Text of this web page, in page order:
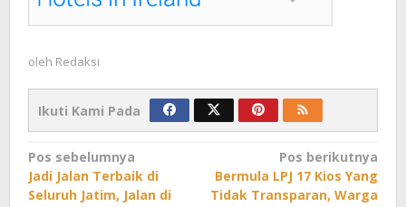
oleh Redaksi
Ikuti Kami Pada
Navigasi
pos
Pos sebelumnya
Jadi Jalan Terbaik di
Seluruh Jatim, Jalan di
Pos berikutnya
Bermula LPJ 17 Kios Yang
Tidak Transparan, Warga